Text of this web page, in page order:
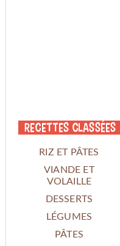
Recettes classées
RIZ ET PÂTES
VIANDE ET
VOLAILLE
DESSERTS
LÉGUMES
PÂTES